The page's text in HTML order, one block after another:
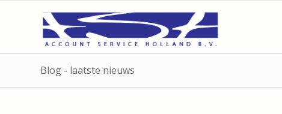
Blog - laatste nieuws